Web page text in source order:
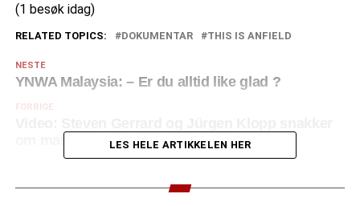
(1 besøk idag)
RELATED TOPICS: DOKUMENTAR THIS IS ANFIELD
NESTE
YNWA Malaysia: – Er du alltid like glad ?
FORRIGE
om manageryrket i Liverpool
LES HELE ARTIKKELEN HER